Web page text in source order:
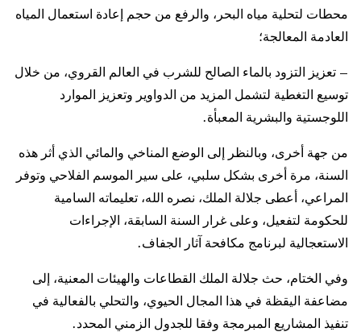
محطات لتحلية مياه البحر، والرفع من حجم إعادة استعمال المياه
العادمة المعالجة؛
– تعزيز التزود بالماء الصالح للشرب في العالم القروي، من خلال
توسيع التغطية لتشمل المزيد من الدواوير وتعزيز الموارد
اللوجستية والبشرية المعبأة.
من جهة أخرى، وبالنظر إلى الوضع المناخي والمائي الذي أثر هذه
السنة، مرة أخرى بشكل سلبي، على سير الموسم الفلاحي وتوفر
المراعي، أعطى جلالة الملك، نصره الله، تعليماته السامية
للحكومة لتفعيل، وعلى غرار السنة السابقة، الإجراءات
الاستعجالية لبرنامج مكافحة آثار الجفاف.
وفي الختام، حث جلالة الملك القطاعات والهيئات المعنية، إلى
مضاعفة اليقظة في هذا المجال الحيوي، والتحلي بالفعالية في
تنفيذ المشاريع المبرمجة وفقا للجدول الزمني المحدد.